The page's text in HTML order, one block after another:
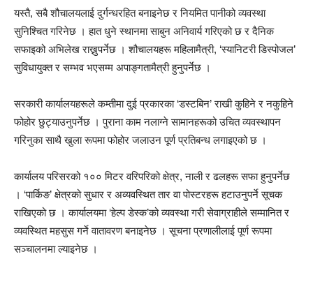
यस्तै, सबै शौचालयलाई दुर्गन्धरहित बनाइनेछ र नियमित पानीको व्यवस्था
सुनिश्चित गरिनेछ । हात धुने स्थानमा साबुन अनिवार्य गरिएको छ र दैनिक
सफाइको अभिलेख राख्नुपर्नेछ । शौचालयहरू महिलामैत्री, ‘स्यानिटरी डिस्पोजल’
सुविधायुक्त र सम्भव भएसम्म अपाङ्गतामैत्री हुनुपर्नेछ ।
सरकारी कार्यालयहरूले कम्तीमा दुई प्रकारका ‘डस्टबिन’ राखी कुहिने र नकुहिने
फोहोर छुट्याउनुपर्नेछ । पुराना काम नलाग्ने सामानहरूको उचित व्यवस्थापन
गरिनुका साथै खुला रूपमा फोहोर जलाउन पूर्ण प्रतिबन्ध लगाइएको छ ।
कार्यालय परिसरको १०० मिटर वरिपरिको क्षेत्र, नाली र ढलहरू सफा हुनुपर्नेछ
। ‘पार्किङ’ क्षेत्रको सुधार र अव्यवस्थित तार वा पोस्टरहरू हटाउनुपर्ने सूचक
राखिएको छ । कार्यालयमा ‘हेल्प डेस्क’को व्यवस्था गरी सेवाग्राहीले सम्मानित र
व्यवस्थित महसुस गर्ने वातावरण बनाइनेछ । सूचना प्रणालीलाई पूर्ण रूपमा
सञ्चालनमा ल्याइनेछ ।